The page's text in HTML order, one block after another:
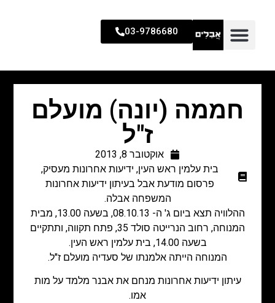
03-9786680
חממה (יונה) מועלם
ז"ל
אוקטובר 8, 2013
בית עלמין ראש העין, ידיעות אחרונות מעסיק,
פרסום מודעת אבל בעיתון ידיעות אחרונות
המשפחה אבלה.
ההלוויה תצא ביום ג' ה- 08.10.13, בשעה 13.00, מבית
המנוחה, רחוב הנרייטה סולד 35, פתח תקווה, ותתקיים
בשעה 14.00, בית עלמין ראש העין.
המנוחה הייתה אלמנתו של סעדיה מועלם ז"ל.
עיתון ידיעות אחרונות מנחם את אבנר מלמד על מות
אמו.